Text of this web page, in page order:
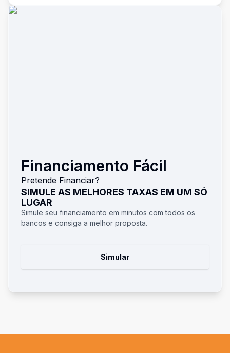
Financiamento Fácil
Pretende Financiar?
SIMULE AS MELHORES TAXAS EM UM SÓ
LUGAR
Simule seu financiamento em minutos com todos os
bancos e consiga a melhor proposta.
Simular